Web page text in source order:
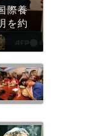
際養
を約